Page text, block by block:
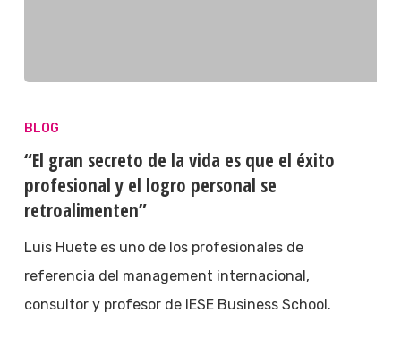
BLOG
“El gran secreto de la vida es que el éxito
profesional y el logro personal se
retroalimenten”
Luis Huete es uno de los profesionales de
referencia del management internacional,
consultor y profesor de IESE Business School.